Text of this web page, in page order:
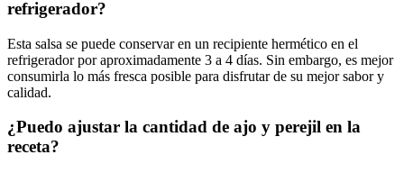
refrigerador?
Esta salsa se puede conservar en un recipiente hermético en el
refrigerador por aproximadamente 3 a 4 días. Sin embargo, es mejor
consumirla lo más fresca posible para disfrutar de su mejor sabor y
calidad.
¿Puedo ajustar la cantidad de ajo y perejil en la
receta?